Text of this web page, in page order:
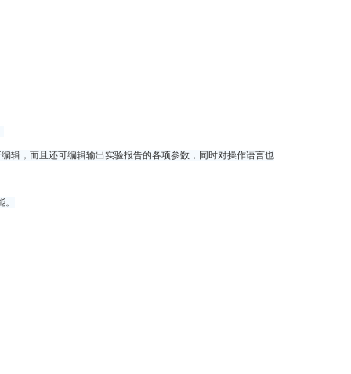
辑，而且还可编辑输出实验报告的各项参数，同时对操作语言也